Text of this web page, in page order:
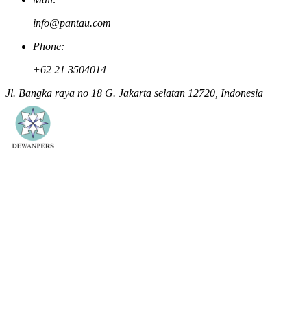
info@pantau.com
Phone:
+62 21 3504014
Jl. Bangka raya no 18 G. Jakarta selatan 12720, Indonesia